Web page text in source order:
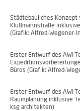
Städtebauliches Konzept
Klußmannstraße
(Grafik: Alfred-Wegener-
Erster Entwurf des AWI-
Büros (Grafik: Alfred-
Erster Entwurf des AWI-
Raumplanung inklusive
ksg architekten)